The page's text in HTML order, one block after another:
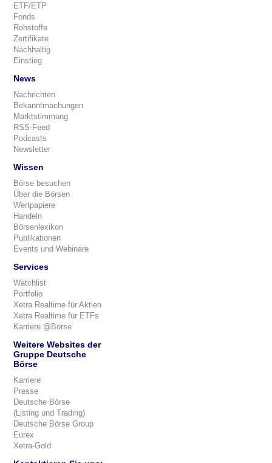
ETF/ETP
Fonds
Rohstoffe
Zertifikate
Nachhaltig
Einstieg
News
Nachrichten
Bekanntmachungen
Marktstimmung
RSS-Feed
Podcasts
Newsletter
Wissen
Börse besuchen
Über die Börsen
Wertpapiere
Handeln
Börsenlexikon
Publikationen
Events und Webinare
Services
Watchlist
Portfolio
Xetra Realtime für Aktien
Xetra Realtime für ETFs
Karriere @Börse
Weitere Websites der
Gruppe Deutsche
Börse
Karriere
Presse
Deutsche Börse
(Listing und Trading)
Deutsche Börse Group
Eurex
Xetra-Gold